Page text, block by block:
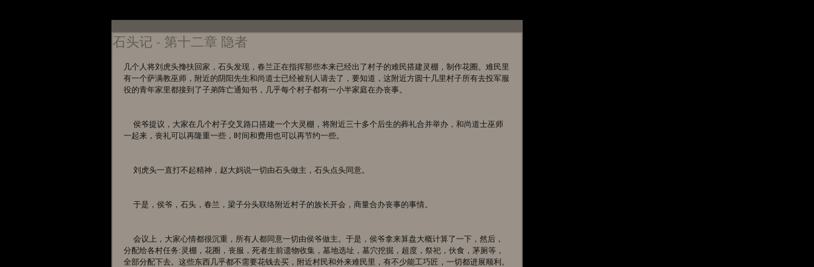
石头记 - 第十二章 隐者
几个人将刘虎头搀扶回家，石头发现，春兰正在指挥那些本来已经出了村子的难民搭建灵棚，制作花圈。难民里
有一个萨满教巫师，附近的阴阳先生和尚道士已经被别人请去了，要知道，这附近方圆十几里村子所有去投军服
役的青年家里都接到了子弟阵亡通知书，几乎每个村子都有一小半家庭在办丧事。
一起来，丧礼可以再隆重一些，时间和费用也可以再节约一些。
    刘虎头一直打不起精神，赵大妈说一切由石头做主，石头点头同意。
    于是，侯爷，石头，春兰，梁子分头联络附近村子的族长开会，商量合办丧事的事情。
分配给各村任务:灵棚，花圈，丧服，死者生前遗物收集，墓地选址，墓穴挖掘，超度，祭祀，伙食，茅厕等，
全部分配下去。这些东西几乎都不需要花钱去买，附近村民和外来难民里，有不少能工巧匠，一切都进展顺利。